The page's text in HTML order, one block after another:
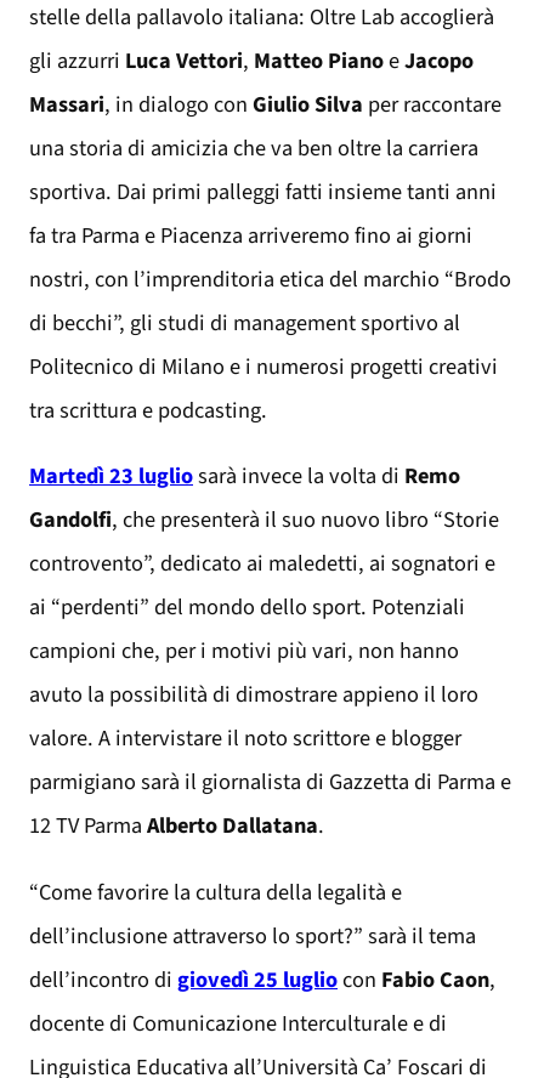
stelle della pallavolo italiana: Oltre Lab accoglierà
gli azzurri Luca Vettori, Matteo PianoeJacopo
Massari, in dialogo conGiulio Silva per raccontare
una storia di amicizia che va ben oltre la carriera
sportiva. Dai primi palleggi fatti insieme tanti anni
fa tra Parma e Piacenza arriveremo fino ai giorni
nostri, con l’imprenditoria etica del marchio “Brodo
di becchi”, gli studi di management sportivo al
Politecnico di Milano e i numerosi progetti creativi
tra scrittura e podcasting.
Martedì 23 lugliosarà invece la volta di Remo
Gandolfi, che presenterà il suo nuovo libro “Storie
controvento”, dedicato ai maledetti, ai sognatori e
ai “perdenti” del mondo dello sport. Potenziali
campioni che, per i motivi più vari, non hanno
avuto la possibilità di dimostrare appieno il loro
valore. A intervistare il noto scrittore e blogger
parmigiano sarà il giornalista di Gazzetta di Parma e
12 TV ParmaAlberto Dallatana.
“Come favorire la cultura della legalità e
dell’inclusione attraverso lo sport?” sarà il tema
dell’incontro di giovedì 25 lugliocon Fabio Caon,
docente di Comunicazione Interculturale e di
Linguistica Educativa all’Università Ca’ Foscari di